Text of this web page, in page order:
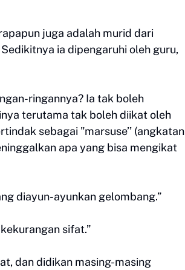
juga adalah murid dari
ia dipengaruhi oleh guru,
ringannya? Ia tak boleh
terutama tak boleh diikat oleh
sebagai "marsuse’’ (angkatan
apa yang bisa mengikat
diayun-ayunkan gelombang.”
sifat.”
dan didikan masing-masing